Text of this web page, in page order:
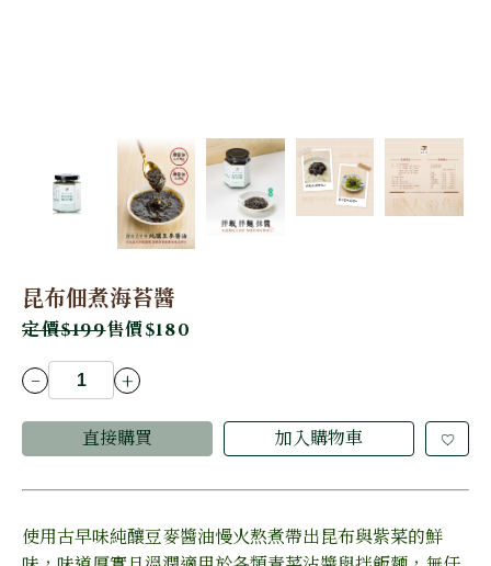
昆布佃煮海苔醬
定價$199售價$180
- +
直接購買 加入購物車
使用古早味純釀豆麥醬油慢火熬煮帶出昆布與紫菜的鮮